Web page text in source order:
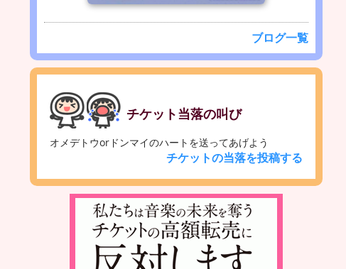
ブログ一覧
チケット当落の叫び
オメデトウorドンマイのハートを送ってあげよう
チケットの当落を投稿する